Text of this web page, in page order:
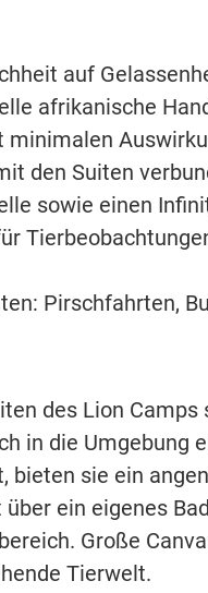
auf
afrikanische
den Suiten
sowie einen
Pirschfahrten,
des Lion
in die Umgebung
bieten sie ein
ein eigenes
Große
Tierwelt.